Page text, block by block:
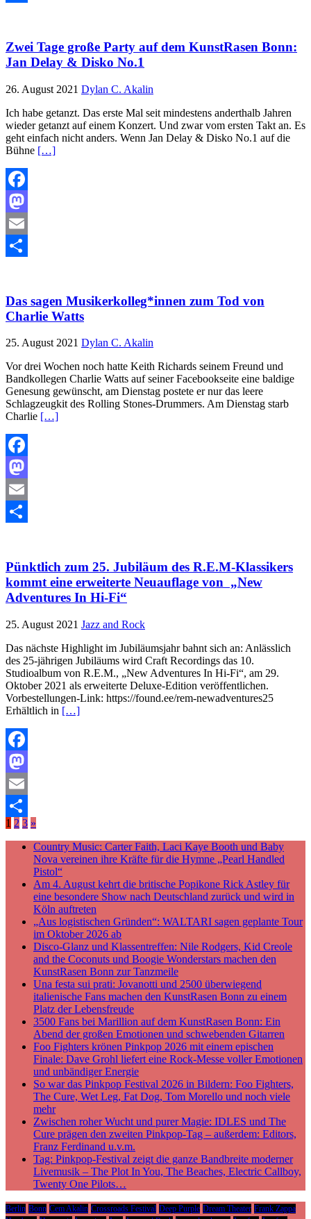
Zwei Tage große Party auf dem KunstRasen Bonn:
Jan Delay & Disko No.1
26. August 2021 Dylan C. Akalin
Ich habe getanzt. Das erste Mal seit mindestens anderthalb Jahren
wieder getanzt auf einem Konzert. Und zwar vom ersten Takt an. Es
geht einfach nicht anders. Wenn Jan Delay & Disko No.1 auf die
Bühne […]
Facebook
Mastodon
Email
Das sagen Musikerkolleg*innen zum Tod von
Charlie Watts
25. August 2021 Dylan C. Akalin
Vor drei Wochen noch hatte Keith Richards seinem Freund und
Bandkollegen Charlie Watts auf seiner Facebookseite eine baldige
Genesung gewünscht, am Dienstag postete er nur das leere
Schlagzeugkit des Rolling Stones-Drummers. Am Dienstag starb
Charlie […]
Facebook
Mastodon
Email
Pünktlich zum 25. Jubiläum des R.E.M-Klassikers
kommt eine erweiterte Neuauflage von „New
Adventures In Hi-Fi“
25. August 2021 Jazz and Rock
Das nächste Highlight im Jubiläumsjahr bahnt sich an: Anlässlich
des 25-jährigen Jubiläums wird Craft Recordings das 10.
Studioalbum von R.E.M., „New Adventures In Hi-Fi“, am 29.
Oktober 2021 als erweiterte Deluxe-Edition veröffentlichen.
Vorbestellungen-Link: https://found.ee/rem-newadventures25
Erhältlich in […]
Facebook
Mastodon
Email
Teilen
1 2 3 »
Country Music: Carter Faith, Laci Kaye Booth und Baby
Nova vereinen ihre Kräfte für die Hymne „Pearl Handled
Pistol“
Am 4. August kehrt die britische Popikone Rick Astley für
eine besondere Show nach Deutschland zurück und wird in
Köln auftreten
„Aus logistischen Gründen“: WALTARI sagen geplante Tour
im Oktober 2026 ab
Disco-Glanz und Klassentreffen: Nile Rodgers, Kid Creole
and the Coconuts und Boogie Wonderstars machen den
KunstRasen Bonn zur Tanzmeile
Una festa sui prati: Jovanotti und 2500 überwiegend
italienische Fans machen den KunstRasen Bonn zu einem
Platz der Lebensfreude
3500 Fans bei Marillion auf dem KunstRasen Bonn: Ein
Abend der großen Emotionen und schwebenden Gitarren
Foo Fighters krönen Pinkpop 2026 mit einem epischen
Finale: Dave Grohl liefert eine Rock-Messe voller Emotionen
und unbändiger Energie
So war das Pinkpop Festival 2026 in Bildern: Foo Fighters,
The Cure, Wet Leg, Fat Dog, Tom Morello und noch viele
mehr
Zwischen roher Wucht und purer Magie: IDLES und The
Cure prägen den zweiten Pinkpop-Tag – außerdem: Editors,
Franz Ferdinand u.v.m.
Tag: Pinkpop-Festival zeigt die ganze Bandbreite moderner
Livemusik – The Plot In You, The Beaches, Electric Callboy,
Twenty One Pilots…
Berlin Bonn Cem Akalin Crossroads Festival Deep Purple Dream Theater Frank Zappa